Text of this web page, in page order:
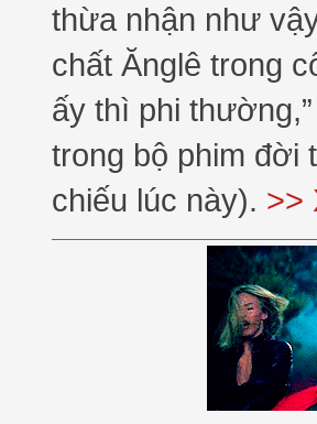
thừa nhận như
chất Ănglê trong
ấy thì phi
trong bộ phim đời
chiếu lúc này). >>